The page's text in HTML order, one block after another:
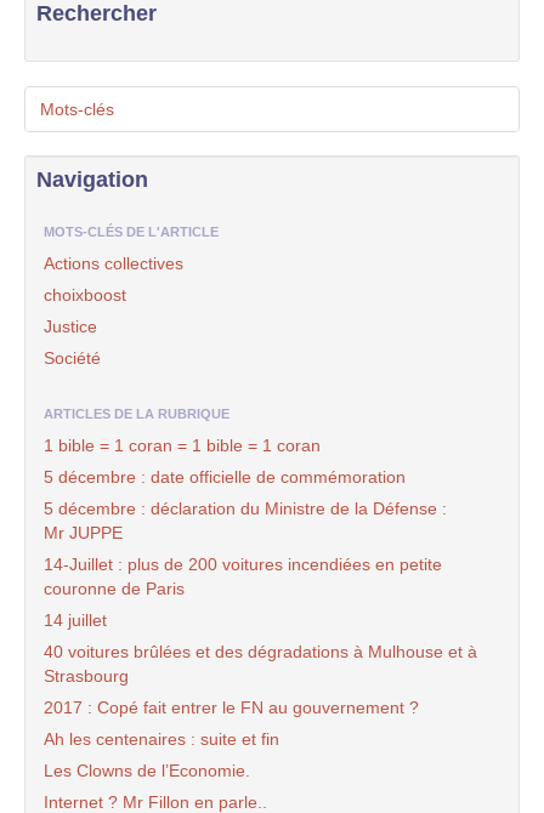
Rechercher
Mots-clés
Navigation
MOTS-CLÉS DE L'ARTICLE
Actions collectives
choixboost
Justice
Société
ARTICLES DE LA RUBRIQUE
1 bible = 1 coran = 1 bible = 1 coran
5 décembre : date officielle de commémoration
5 décembre : déclaration du Ministre de la Défense :
Mr JUPPE
14-Juillet : plus de 200 voitures incendiées en petite
couronne de Paris
14 juillet
40 voitures brûlées et des dégradations à Mulhouse et à
Strasbourg
2017 : Copé fait entrer le FN au gouvernement ?
Ah les centenaires : suite et fin
Les Clowns de l’Economie.
Internet ? Mr Fillon en parle..